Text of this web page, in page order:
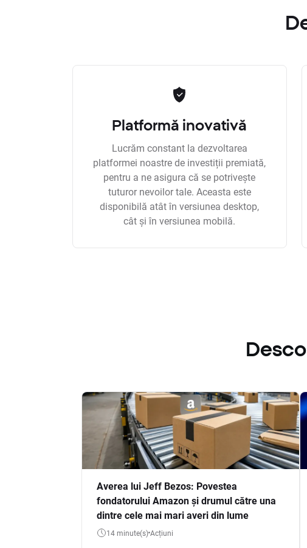
Platformă inovativă
Lucrăm constant la dezvoltarea
platformei noastre de investiții premiată,
pentru a ne asigura că se potrivește
tuturor nevoilor tale. Aceasta este
disponibilă atât în versiunea desktop,
cât și în versiunea mobilă.
Averea lui Jeff Bezos: Povestea
fondatorului Amazon și drumul către una
dintre cele mai mari averi din lume
14 minute(s) Acțiuni